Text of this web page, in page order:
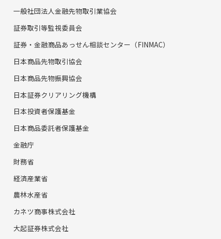
一般社団法人金融先物取引業協会
証券取引等監視委員会
証券・金融商品あっせん相談センター（FINMAC）
日本商品先物取引協会
日本商品先物振興協会
日本証券クリアリング機構
日本投資者保護基金
日本商品委託者保護基金
金融庁
財務省
経済産業省
農林水産省
カネツ商事株式会社
大起証券株式会社